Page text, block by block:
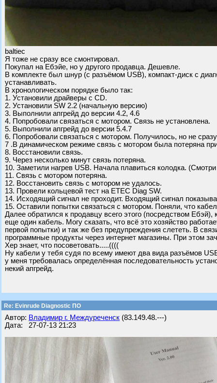
baltiec
Я тоже не сразу все смонтировал.
Покупал на Ебэйе, но у другого продавца. Дешевле.
В комплекте был шнур (с разъёмом USB), компакт-диск с
устанавливать.
В хронологическом порядке было так:
1. Установили драйверы с CD.
2. Установили SW 2.2 (начальную версию)
3. Выполнили апгрейд до версии 4.2, 4.6
4. Попробовали связаться с мотором. Связь не установлена.
5. Выполнили апгрейд до версии 5.4.7
6. Попробовали связаться с мотором. Получилось, но не
7 .В динамическом режиме связь с мотором была потеряна
8. Восстановили связь.
9. Через несколько минут связь потеряна.
10. Заметили нагрев USB. Начала плавиться колодка.
11. Связь с мотором потеряна.
12. Восстановить связь с мотором не удалось.
13. Провели кольцевой тест на ETEC Diag SW.
14. Исходящий сигнал не проходит. Входящий сигнал
15. Оставили попытки связаться с мотором. Поняли, что
Далее обратился к продавцу всего этого (посредством
еще один кабель. Могу сказать, что всё это хозяйство
первой попытки) и так же без предупреждения слететь. В
программные продукты через интернет магазины. При этом
Хер знает, что посоветовать.....((((
Ну кабели у тебя судя по всему имеют два вида разъёмов
у меня требовалась определённая последовательность
некий апгрейд.
Re: Evinrude Diagnostic ПО
Автор: Владимир г. Междуреченск (83.149.48.---)
Дата: 27-07-13 21:23